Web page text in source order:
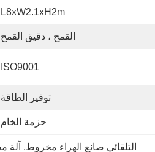
L8xW2.1xH2m
القمح ، دقيق القمح
ISO9001
توفير الطاقة
حزمة الخام
التلقائي صانع الهراء مخروط, آلة